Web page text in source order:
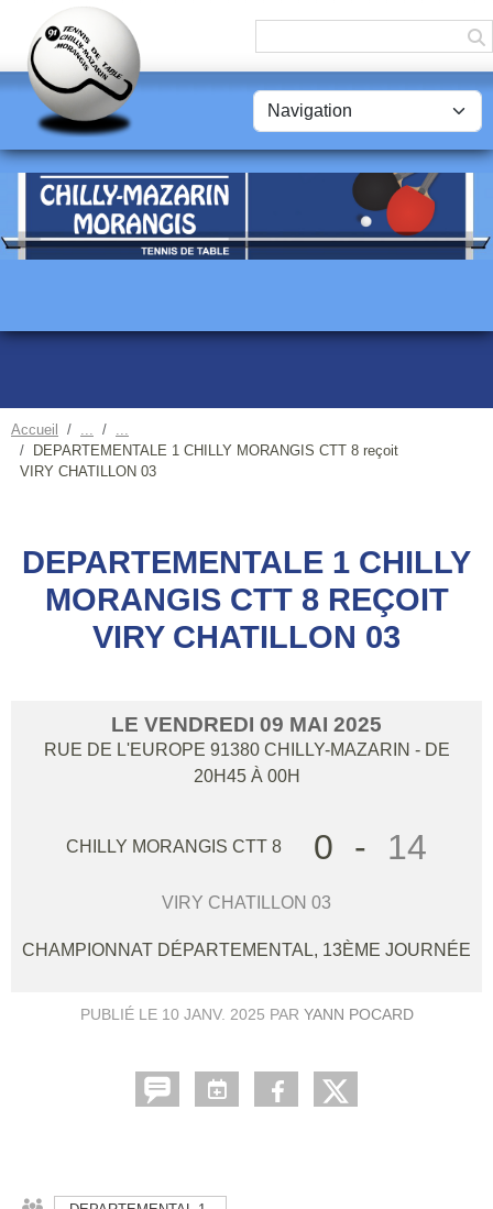
Accueil
DEPARTEMENTALE 1 CHILLY MORANGIS CTT 8 reçoit
VIRY CHATILLON 03
DEPARTEMENTALE 1 CHILLY
MORANGIS CTT 8 REÇOIT
VIRY CHATILLON 03
LE VENDREDI 09 MAI 2025
RUE DE L'EUROPE 91380 CHILLY-MAZARIN - DE
20H45 À 00H
CHILLY MORANGIS CTT 8 0 - 14
VIRY CHATILLON 03
CHAMPIONNAT DÉPARTEMENTAL, 13ÈME JOURNÉE
PUBLIÉ LE 10 JANV. 2025 PAR YANN POCARD
Panneau de gestion des cookies